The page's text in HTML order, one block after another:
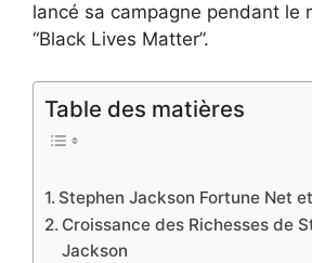
lancé sa campagne pendant le
“Black Lives Matter”.
Table des matières
Stephen Jackson Fortune Net
Croissance des Richesses de
Jackson